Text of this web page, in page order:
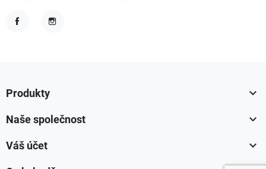
Produkty 
Naše společnost 
Váš účet 